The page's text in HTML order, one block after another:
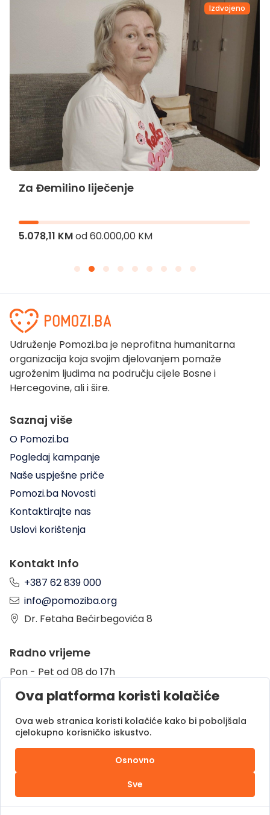
Izdvojeno
Za Đemilino liječenje
5.078,11 KMod60.000,00 KM
Udruženje Pomozi.ba je neprofitna humanitarna
organizacija koja svojim djelovanjem pomaže
ugroženim ljudima na području cijele Bosne i
Hercegovine, ali i šire.
Saznaj više
O Pomozi.ba
Pogledaj kampanje
Naše uspješne priče
Pomozi.ba Novosti
Kontaktirajte nas
Uslovi korištenja
Kontakt Info
+387 62 839 000
info@pomoziba.org
Dr. Fetaha Bećirbegovića 8
Radno vrijeme
Pon - Pet od 08 do 17h
Sub od 10 do 17h
Nedjelja - neradni dan
Donacije putem
Ova platforma koristi kolačiće
Ova web stranica koristi kolačiće kako bi poboljšala
cjelokupno korisničko iskustvo.
Osnovno
Sve